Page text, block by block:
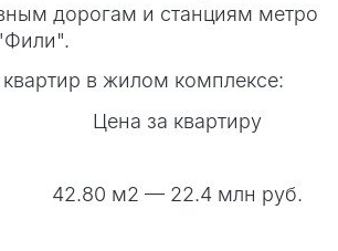
дорогам и станциям метро
в жилом комплексе:
Цена за квартиру
42.80 м2 — 22.4 млн руб.